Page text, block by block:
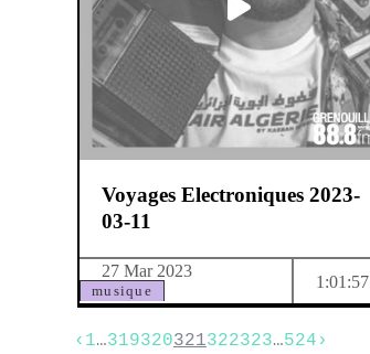
musique
Voyages Electroniques 2023-
03-11
27 Mar 2023
1:01:57
‹ 1…319320321322323…524 ›